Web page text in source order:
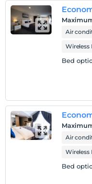
Air
Wireless
Bed
Air
Wireless
Bed